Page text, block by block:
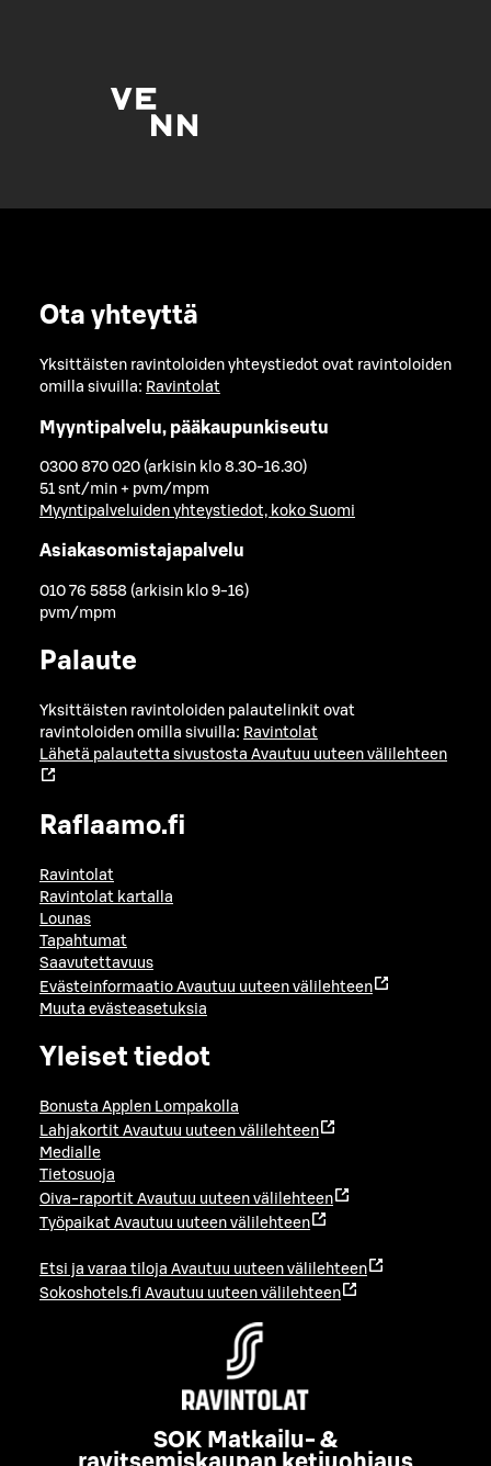
Ota yhteyttä
Yksittäisten ravintoloiden yhteystiedot ovat ravintoloiden
omilla sivuilla: Ravintolat
Myyntipalvelu, pääkaupunkiseutu
0300 870 020 (arkisin klo 8.30-16.30)
51 snt/min + pvm/mpm
Myyntipalveluiden yhteystiedot, koko Suomi
Asiakasomistajapalvelu
010 76 5858 (arkisin klo 9-16)
pvm/mpm
Palaute
Yksittäisten ravintoloiden palautelinkit ovat
ravintoloiden omilla sivuilla: Ravintolat
Lähetä palautetta sivustosta Avautuu uuteen välilehteen
Raflaamo.fi
Ravintolat
Ravintolat kartalla
Lounas
Tapahtumat
Saavutettavuus
Evästeinformaatio Avautuu uuteen välilehteen
Muuta evästeasetuksia
Yleiset tiedot
Bonusta Applen Lompakolla
Lahjakortit Avautuu uuteen välilehteen
Medialle
Tietosuoja
Oiva-raportit Avautuu uuteen välilehteen
Työpaikat Avautuu uuteen välilehteen
Etsi ja varaa tiloja Avautuu uuteen välilehteen
Sokoshotels.fi Avautuu uuteen välilehteen
SOK Matkailu- &